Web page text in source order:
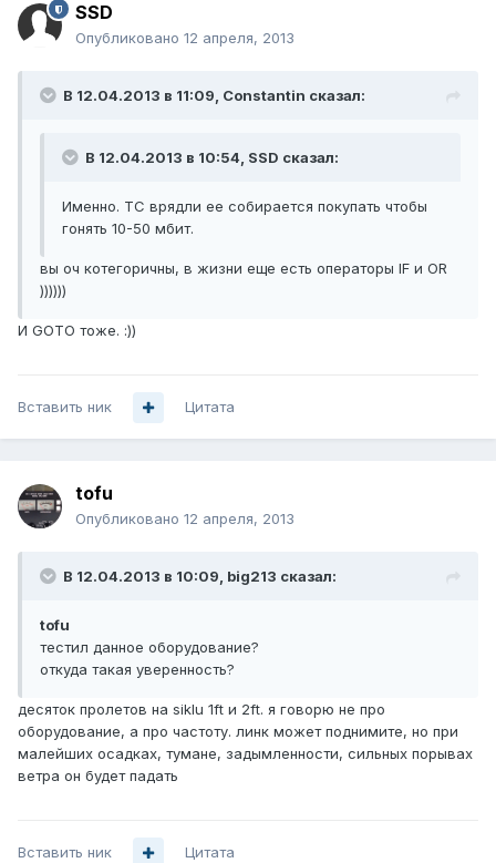
SSD
Опубликовано 12 апреля, 2013
В 12.04.2013 в 11:09, Constantin сказал:
В 12.04.2013 в 10:54, SSD сказал:
Именно. ТС врядли ее собирается покупать чтобы
гонять 10-50 мбит.
вы оч котегоричны, в жизни еще есть операторы IF и OR
))))))
И GOTO тоже. :))
Вставить ник Цитата
tofu
Опубликовано 12 апреля, 2013
В 12.04.2013 в 10:09, big213 сказал:
tofu
тестил данное оборудование?
откуда такая уверенность?
десяток пролетов на siklu 1ft и 2ft. я говорю не про
оборудование, а про частоту. линк может поднимите, но при
малейших осадках, тумане, задымленности, сильных порывах
ветра он будет падать
Вставить ник Цитата